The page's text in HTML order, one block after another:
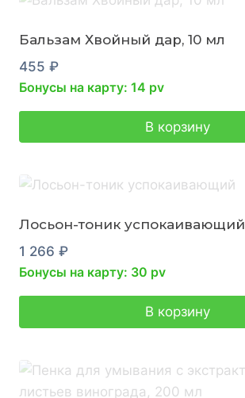
Бальзам Хвойный дар, 10 мл
455 ₽
Бонусы на карту: 14 pv
В корзину
Лосьон-тоник успокаивающий
1 266 ₽
Бонусы на карту: 30 pv
В корзину